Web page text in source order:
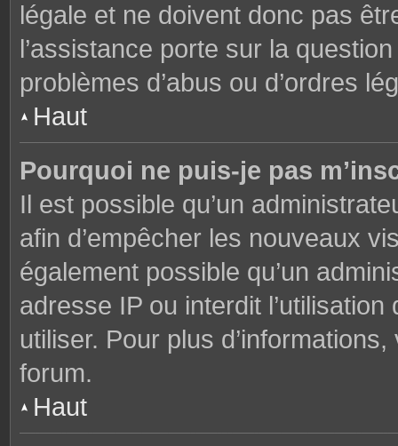
légale et ne doivent donc pas
l’assistance porte sur la
problèmes d’abus ou d’ordres
Haut
Pourquoi ne puis-je pas
Il est possible qu’un
afin d’empêcher les nouveaux
également possible qu’un
adresse IP ou interdit
utiliser. Pour plus
forum.
Haut